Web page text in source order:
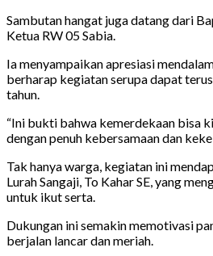
Sambutan hangat juga datang dari
Ketua RW 05 Sabia.
Ia menyampaikan apresiasi
berharap kegiatan serupa dapat
tahun.
“Ini bukti bahwa kemerdekaan bisa
dengan penuh kebersamaan dan
Tak hanya warga, kegiatan ini
Lurah Sangaji, To Kahar SE, yang
untuk ikut serta.
Dukungan ini semakin memotivasi
berjalan lancar dan meriah.